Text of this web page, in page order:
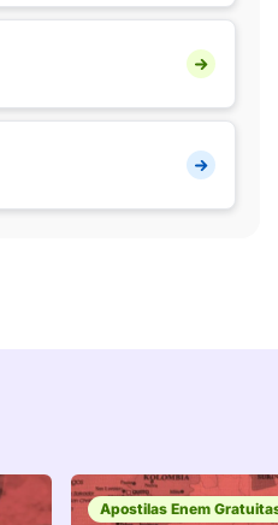
Apostilas Enem